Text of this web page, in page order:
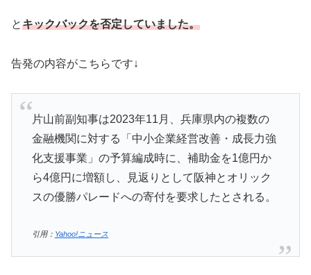
とキックバックを否定していました。
告発の内容がこちらです↓
片山前副知事は2023年11月、兵庫県内の複数の
金融機関に対する「中小企業経営改善・成長力強
化支援事業」の予算編成時に、補助金を1億円か
ら4億円に増額し、見返りとして阪神とオリック
スの優勝パレードへの寄付を要求したとされる。
引用： Yahoo!ニュース